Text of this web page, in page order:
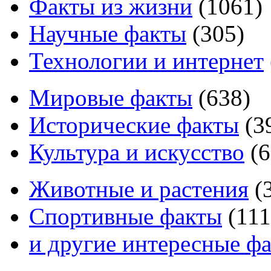
Факты из жизни (1061)
Научные факты (305)
Технологии и интернет
Мировые факты (638)
Исторические факты (
Культура и искусство (
Животные и растения (
Спортивные факты (111
и другие интересные